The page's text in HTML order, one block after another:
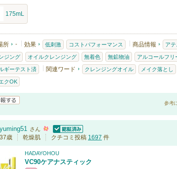
175mL
所 - 効果 低刺激 コストパフォーマンス 商品情報 アテ
ジング オイルクレンジング 無着色 無鉱物油 アルコールフリ
ギーテスト済 関連ワード クレンジングオイル メイク落とし
クOK
参考
yuming51
さん
認証済
37歳 乾燥肌 クチコミ投稿 1697 件
HADAYOHOU
VC90ケアナスティック